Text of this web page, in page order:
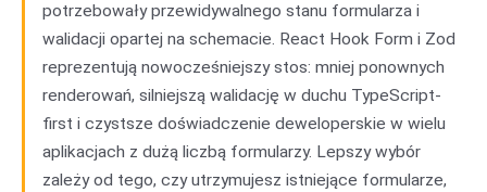
potrzebowały przewidywalnego stanu formularza i
walidacji opartej na schemacie. React Hook Form i Zod
reprezentują nowocześniejszy stos: mniej ponownych
renderowań, silniejszą walidację w duchu TypeScript-
first i czystsze doświadczenie deweloperskie w wielu
aplikacjach z dużą liczbą formularzy. Lepszy wybór
zależy od tego, czy utrzymujesz istniejące formularze,